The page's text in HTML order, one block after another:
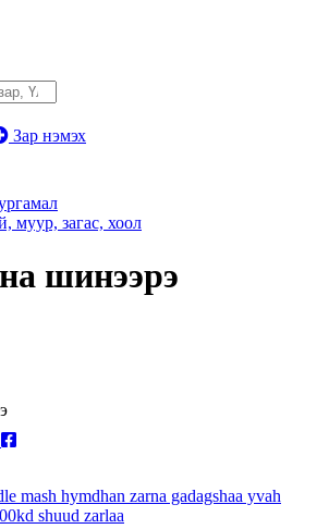
Зар нэмэх
муур, загас, хоол
шинээрэ